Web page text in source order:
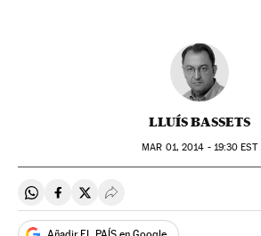
LLUÍS BASSETS
MAR 01, 2014 - 19:30 EST
Compartir en Whatsapp
Compartir en Facebook
Compartir en Twitter
Desplegar Redes Sociales